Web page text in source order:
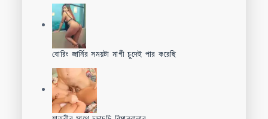
বোরিং জার্নির সময়টা মাগী চুদেই পার করেছি